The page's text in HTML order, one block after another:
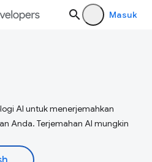
Masuk
AI untuk menerjemahkan
Anda. Terjemahan AI mungkin